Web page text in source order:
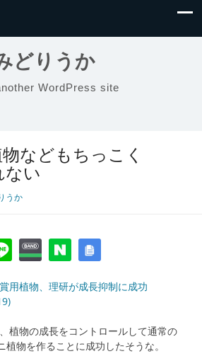
どりうか
WordPress site
などもちっこく
ない
うか
用植物、理研が成長抑制に成功
植物の成長をコントロールして通常の
物を作ることに成功したそうな。